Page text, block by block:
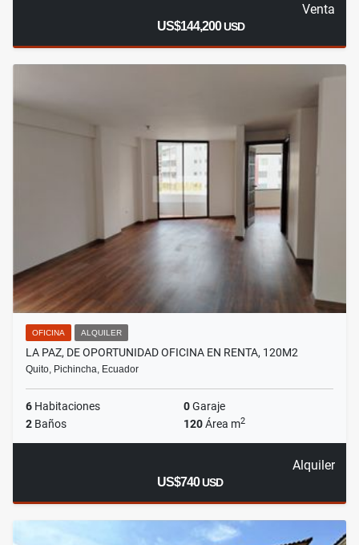
Venta
US$144,200USD
OFICINA ALQUILER
LA PAZ, DE OPORTUNIDAD OFICINA EN RENTA, 120M2
Quito, Pichincha, Ecuador
6 Habitaciones 0Garaje
2 Baños 120Área m2
Alquiler
US$740USD